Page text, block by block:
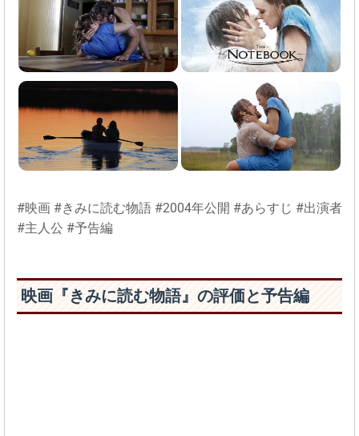
#映画 #きみに読む物語 #2004年公開 #あらすじ #出演者
#主人公 #予告編
映画『きみに読む物語』の評価と予告編